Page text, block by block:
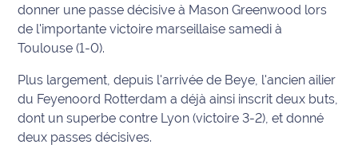
Municipales
2026
Contenus
Partenaires
L'invité(e)
donner une passe décisive à Mason Greenwood lors
de l'importante victoire marseillaise samedi à
Toulouse (1-0).
Plus largement, depuis l'arrivée de Beye, l'ancien ailier
du Feyenoord Rotterdam a déjà ainsi inscrit deux buts,
dont un superbe contre Lyon (victoire 3-2), et donné
deux passes décisives.